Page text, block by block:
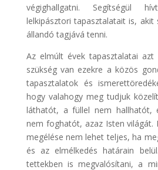
végighallgatni. Segítségül
lelkipásztori tapasztalatait is, akit
állandó tagjává tenni.
Az elmúlt évek tapasztalatai azt
szükség van ezekre a közös
tapasztalatok és
hogy valahogy meg tudjuk
láthatót, a füllel nem hallhatót,
nem foghatót, azaz Isten világát.
megélése nem lehet teljes, ha
és az elmélkedés határain
tettekben is megvalósítani, a